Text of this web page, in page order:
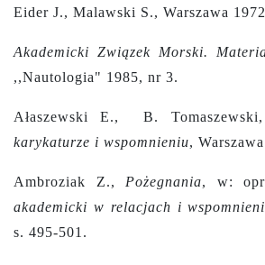
Eider J., Malawski S., Warszawa
Akademicki Związek Morski.
,,Nautologia" 1985, nr 3.
Ałaszewski E., B.
karykaturze i wspomnieniu,
Ambroziak Z., Pożegnania, w:
akademicki w relacjach i
s. 495-501.